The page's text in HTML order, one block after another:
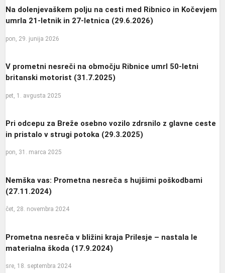
Na dolenjevaškem polju na cesti med Ribnico in Kočevjem
umrla 21-letnik in 27-letnica (29.6.2026)
pon, 29. junija 2026
V prometni nesreči na območju Ribnice umrl 50-letni
britanski motorist (31.7.2025)
pet, 1. avgusta 2025
Pri odcepu za Breže osebno vozilo zdrsnilo z glavne ceste
in pristalo v strugi potoka (29.3.2025)
pon, 31. marca 2025
Nemška vas: Prometna nesreča s hujšimi poškodbami
(27.11.2024)
čet, 28. novembra 2024
Prometna nesreča v bližini kraja Prilesje – nastala le
materialna škoda (17.9.2024)
sre, 18. septembra 2024